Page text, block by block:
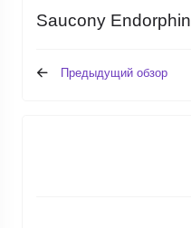
Saucony Endorphin
Предыдущий обзор